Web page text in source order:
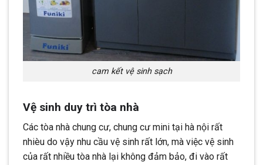
cam kết vệ sinh sạch
Vệ sinh duy trì tòa nhà
Các tòa nhà chung cư, chung cư mini tại hà nội rất
nhièu do vậy nhu cầu vệ sinh rất lớn, mà việc vệ sinh
của rất nhiều tòa nhà lại không đảm bảo, đi vào rất